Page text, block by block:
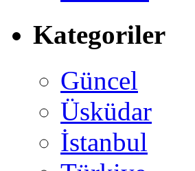
Kategoriler
Güncel
Üsküdar
İstanbul